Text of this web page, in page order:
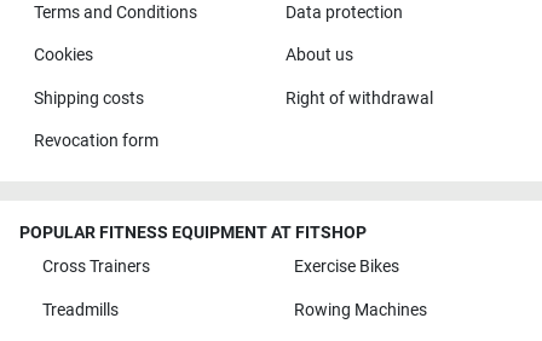
Terms and Conditions
Data protection
Cookies About us
Shipping costs Right of withdrawal
Revocation form
POPULAR FITNESS EQUIPMENT AT FITSHOP
Cross Trainers
Exercise Bikes
Treadmills Rowing Machines